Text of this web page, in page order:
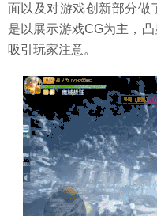
面以及对游戏创新部分做
是以展示游戏CG为主，
吸引玩家注意。